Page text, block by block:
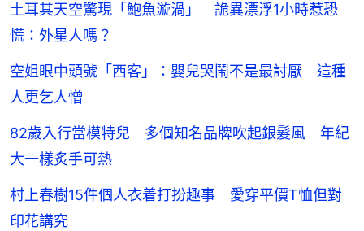
土耳其天空驚現「鮑魚漩渦」 詭異漂浮1小時惹恐
慌：外星人嗎？
空姐眼中頭號「西客」：嬰兒哭鬧不是最討厭 這種
人更乞人憎
82歲入行當模特兒 多個知名品牌吹起銀髮風 年紀
大一樣炙手可熱
村上春樹15件個人衣着打扮趣事 愛穿平價T恤但對
印花講究